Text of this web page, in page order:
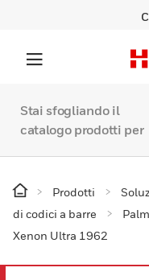
Stai sfogliando il
catalogo prodotti per
Prodotti
di codici a barre
Xenon Ultra 1962